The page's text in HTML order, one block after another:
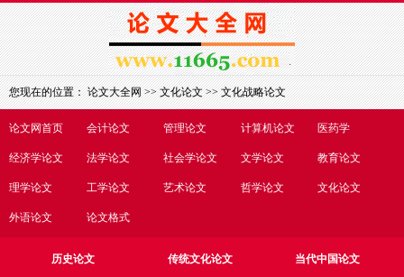
论文网首页 会计论文 管理论文 计算机论文 医药学
经济学论文 法学论文 社会学论文 文学论文 教育论文
理学论文 工学论文 艺术论文 哲学论文 文化论文
外语论文 论文格式
您现在的位置：论文大全网>>文化论文>>文化战略论文
历史论文 传统文化论文
当代中国论文